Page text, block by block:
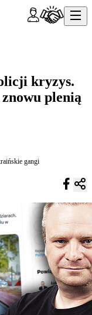
kryzys.
plenią
gangi